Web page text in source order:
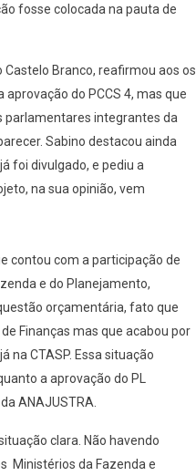
fosse colocada na pauta de
Branco, reafirmou aos os
do PCCS 4, mas que
parlamentares integrantes da
Sabino destacou ainda
foi divulgado, e pediu a
na sua opinião, vem
contou com a participação de
e do Planejamento,
orçamentária, fato que
Finanças mas que acabou por
na CTASP. Essa situação
a aprovação do PL
ANAJUSTRA.
clara. Não havendo
Ministérios da Fazenda e